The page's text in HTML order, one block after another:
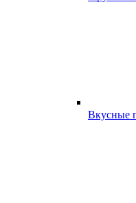
Вкусные